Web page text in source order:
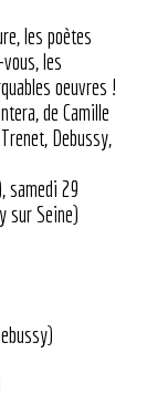
les poètes
les
oeuvres !
de Camille
Debussy,
samedi 29
sur Seine)